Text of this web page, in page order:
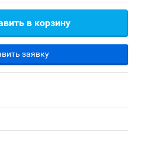
в корзину
заявку